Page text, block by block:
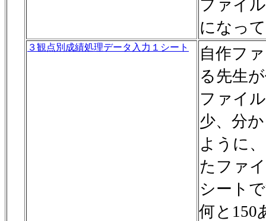
ファイ
になっ
３観点別成績処理データ入力１シート
自作フ
る先生
ファイ
少、分
ように
たファ
シート
何と150